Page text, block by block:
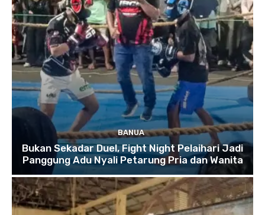
BANUA
Bukan Sekadar Duel, Fight Night Pelaihari Jadi
Panggung Adu Nyali Petarung Pria dan Wanita